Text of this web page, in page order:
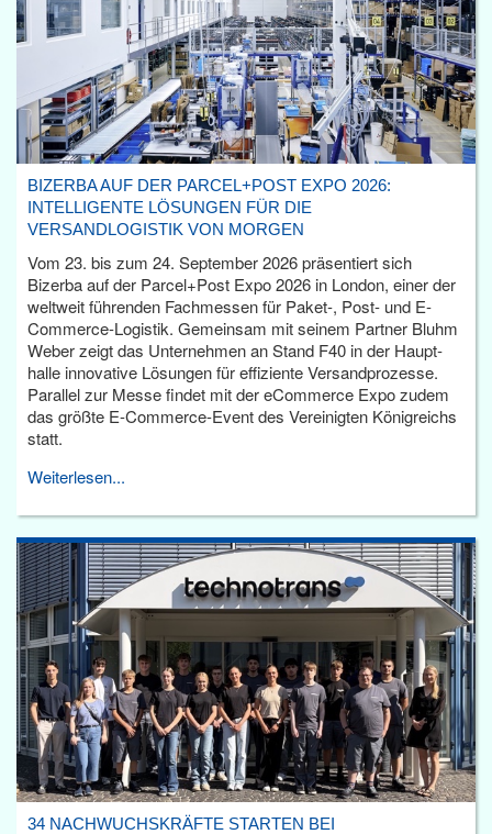
BIZERBA AUF DER PARCEL+POST EXPO 2026:
INTELLIGENTE LÖSUNGEN FÜR DIE
VERSANDLOGISTIK VON MORGEN
Vom 23. bis zum 24. September 2026 präsentiert sich
Bizerba auf der Parcel+Post Expo 2026 in London, einer der
weltweit führenden Fachmessen für Paket-, Post- und E-
Commerce-Logistik. Gemeinsam mit seinem Partner Bluhm
Weber zeigt das Unternehmen an Stand F40 in der Haupt­
halle innovative Lösungen für effiziente Versandprozesse.
Parallel zur Messe findet mit der eCommerce Expo zudem
das größte E-Commerce-Event des Vereinigten Königreichs
statt.
Weiterlesen...
34 NACHWUCHSKRÄFTE STARTEN BEI